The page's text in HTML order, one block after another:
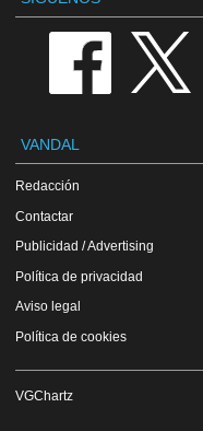
VANDAL
Redacción
Contactar
Publicidad / Advertising
Política de privacidad
Aviso legal
Política de cookies
VGChartz